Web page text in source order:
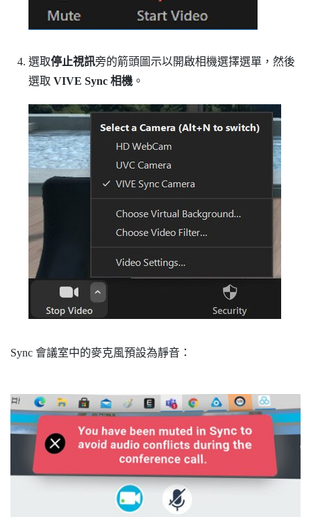
選取停止視訊旁的箭頭圖示以開啟相機選擇選單，然後
選取 VIVE Sync 相機。
Sync 會議室中的麥克風預設為靜音：